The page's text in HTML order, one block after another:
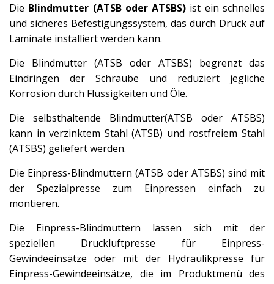
Die Blindmutter (ATSB oder ATSBS) ist ein schnelles
und sicheres Befestigungssystem, das durch Druck auf
Laminate installiert werden kann.
Die Blindmutter (ATSB oder ATSBS) begrenzt das
Eindringen der Schraube und reduziert jegliche
Korrosion durch Flüssigkeiten und Öle.
Die selbsthaltende Blindmutter(ATSB oder ATSBS)
kann in verzinktem Stahl (ATSB) und rostfreiem Stahl
(ATSBS) geliefert werden.
Die Einpress-Blindmuttern (ATSB oder ATSBS) sind mit
der Spezialpresse zum Einpressen einfach zu
montieren.
Die Einpress-Blindmuttern lassen sich mit der
speziellen Druckluftpresse für Einpress-
Gewindeeinsätze oder mit der Hydraulikpresse für
Einpress-Gewindeeinsätze, die im Produktmenü des